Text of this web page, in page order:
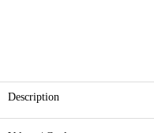
Description